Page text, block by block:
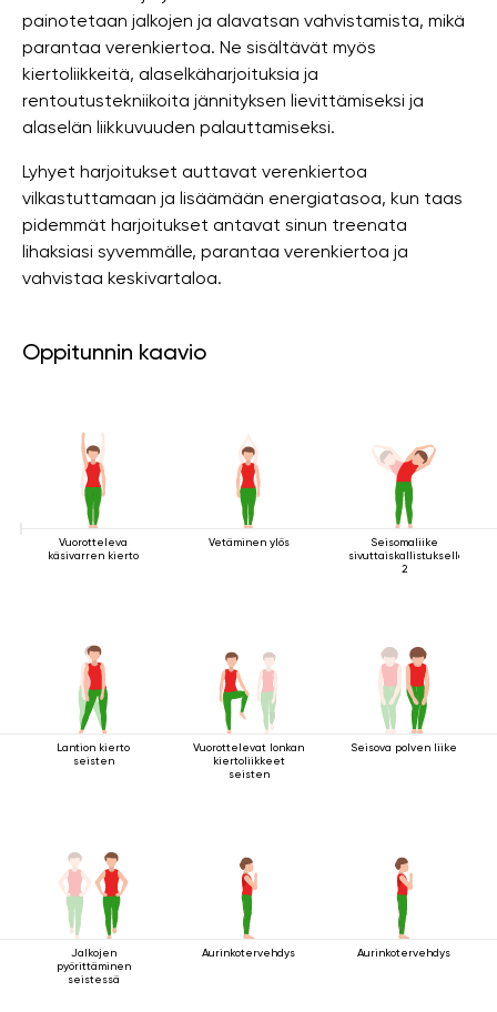
painotetaan jalkojen ja alavatsan vahvistamista, mikä
parantaa verenkiertoa. Ne sisältävät myös
kiertoliikkeitä, alaselkäharjoituksia ja
rentoutustekniikoita jännityksen lievittämiseksi ja
alaselän liikkuvuuden palauttamiseksi.
Lyhyet harjoitukset auttavat verenkiertoa
vilkastuttamaan ja lisäämään energiatasoa, kun taas
pidemmät harjoitukset antavat sinun treenata
lihaksiasi syvemmälle, parantaa verenkiertoa ja
vahvistaa keskivartaloa.
Oppitunnin kaavio
Vuorotteleva
käsivarren kierto
Vetäminen ylös
Seisomaliike
sivuttaiskallistuksella
2
Lantion kierto
seisten
Vuorottelevat lonkan
kiertoliikkeet
seisten
Seisova polven liike
Jalkojen
pyörittäminen
seistessä
Aurinkotervehdys Aurinkotervehdys